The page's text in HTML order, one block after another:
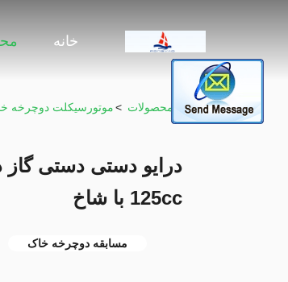
خانه
خونه محصولات >موتورسیکلت دوچرخه
125cc با شاخ
مسابقه دوچرخه خاک